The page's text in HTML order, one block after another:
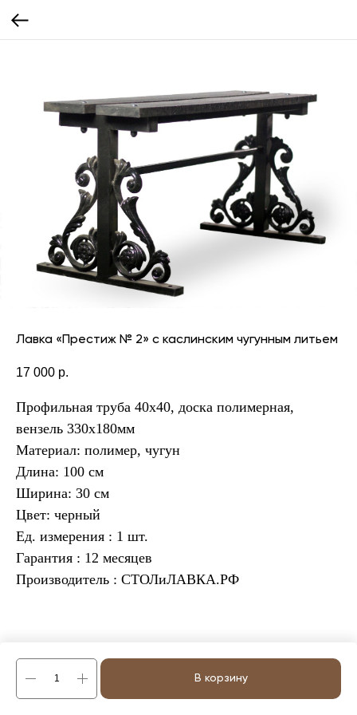
Лавка «Престиж № 2» с каслинским чугунным литьем
17 000 р.
В корзину
Профильная труба 40х40, доска полимерная,
вензель 330х180мм
Материал: полимер, чугун
Длина: 100 см
Ширина: 30 см
Цвет: черный
Ед. измерения : 1 шт.
Гарантия : 12 месяцев
Производитель : СТОЛиЛАВКА.РФ